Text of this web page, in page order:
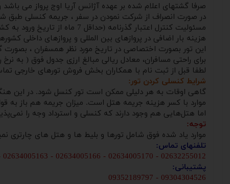
صرفا گشتهای اعلام شده بر عهده آژانس آریا اوج پرواز می
در صورت انصراف از شرکت نمودن در سفر ، جریمه کنسلی طبق
مسئولیت کنترل اعتبار گذرنامه (حداقل 7 ماه از تاریخ ورود به کشور مقصد) و مسائل مربوط به ممنوع الخروج بودن به عهده مسافران محترم است.
هزینه بار اضافی در پروازهای بین المللی و پروازهای داخلی
این تور بصورت اختصاصی در تاریخ مورد نظر همسفران ، بصورت
برای راحتی مسافران، معادل ریالی مبالغ ارزی جدول فوق ( به
لطفا قبل از ثبت نام با همکاران بخش فروش تورهای خارجی تماس حاصل فرمایید.
شرایط کنسلی کردن تور:
گاهی اوقات به هر دلیلی ممکن است تور کنسل شود. در این
موارد با کسر هزینه جریمه هتل است. میزان جریمه هم باز به
اما هتل‌هایی هم وجود دارند که کنسلی و استرداد وجه را
توجه:
موارد یاد شده فوق شامل تورها و بلیط ها و هتل های چارتری
تلفنهای تماس:
02632255012 - 02634005170 - 02634005166 - 02634005163 - 02634005160
پشتیبانی:
09304304526 - 09352189797